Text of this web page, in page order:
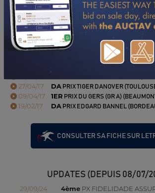
17/12/17 PRIX TIMOKO (GR C) (GRENADE-
30/10/17 DAPRIX DES BALEARES (GR B)
13/10/17
PRIX DE LA SOCIETE DU CHEVAL
(TOULOUSE)
PRIX DE GRAND SELVE
27/04/17 DAPRIX TIGER DANOVER
09/04/17 1ER PRIX DU GERS (GR A)
19/02/17 DAPRIX EDGARD BANNEL
CONSULTER SA FICHE SUR
UPDATES (DEPUIS 08/07/
29/09/24 4èmePX FIDELIDADE